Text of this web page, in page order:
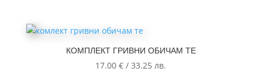
КОМПЛЕКТ ГРИВНИ ОБИЧАМ ТЕ
17.00€ /33.25лв.